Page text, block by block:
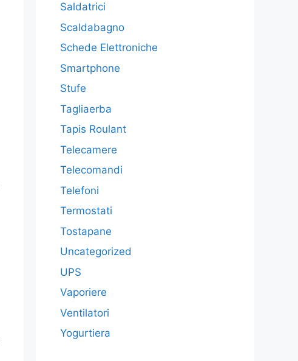
Saldatrici
Scaldabagno
Schede Elettroniche
Smartphone
Stufe
Tagliaerba
Tapis Roulant
Telecamere
Telecomandi
Telefoni
Termostati
Tostapane
Uncategorized
UPS
Vaporiere
Ventilatori
Yogurtiera